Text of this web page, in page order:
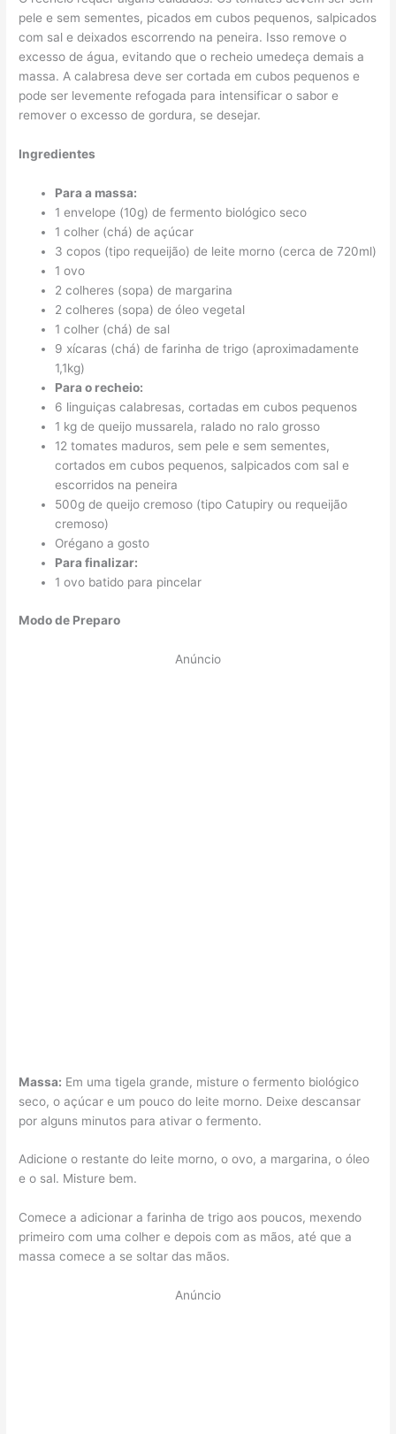
pele e sem sementes, picados em cubos pequenos, salpicados
com sal e deixados escorrendo na peneira. Isso remove o
excesso de água, evitando que o recheio umedeça demais a
massa. A calabresa deve ser cortada em cubos pequenos e
pode ser levemente refogada para intensificar o sabor e
remover o excesso de gordura, se desejar.
Ingredientes
Para a massa:
1 envelope (10g) de fermento biológico seco
1 colher (chá) de açúcar
3 copos (tipo requeijão) de leite morno (cerca de 720ml)
1 ovo
2 colheres (sopa) de margarina
2 colheres (sopa) de óleo vegetal
1 colher (chá) de sal
9 xícaras (chá) de farinha de trigo (aproximadamente
1,1kg)
Para o recheio:
6 linguiças calabresas, cortadas em cubos pequenos
1 kg de queijo mussarela, ralado no ralo grosso
12 tomates maduros, sem pele e sem sementes,
cortados em cubos pequenos, salpicados com sal e
escorridos na peneira
500g de queijo cremoso (tipo Catupiry ou requeijão
cremoso)
Orégano a gosto
Para finalizar:
1 ovo batido para pincelar
Modo de Preparo
Anúncio
Massa: Em uma tigela grande, misture o fermento biológico
seco, o açúcar e um pouco do leite morno. Deixe descansar
por alguns minutos para ativar o fermento.
Adicione o restante do leite morno, o ovo, a margarina, o óleo
e o sal. Misture bem.
Comece a adicionar a farinha de trigo aos poucos, mexendo
primeiro com uma colher e depois com as mãos, até que a
massa comece a se soltar das mãos.
Anúncio